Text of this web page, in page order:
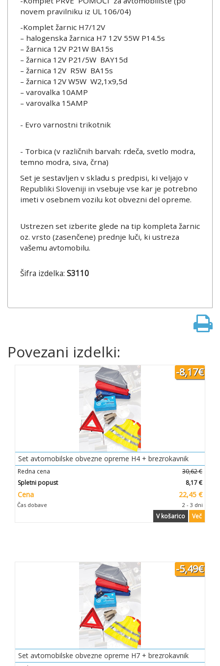
novem pravilniku iz UL 106/04)
-Komplet žarnic H7/12V
– halogenska žarnica H7 12V 55W P14.5s
– žarnica 12V P21W BA15s
– žarnica 12V P21/5W BAY15d
– žarnica 12V R5W BA15s
– žarnica 12V W5W W2,1x9,5d
– varovalka 10AMP
– varovalka 15AMP
- Evro varnostni trikotnik
- Torbica (v različnih barvah: rdeča, svetlo modra,
temno modra, siva, črna)
Set je sestavljen v skladu s predpisi, ki veljajo v
Republiki Sloveniji in vsebuje vse kar je potrebno
imeti v osebnem vozilu kot obvezni del opreme.
Ustrezen set izberite glede na tip kompleta žarnic
oz. vrsto (zasenčene) prednje luči, ki ustreza
vašemu avtomobilu.
Šifra izdelka: S3110
Povezani izdelki:
-8,17€
Set avtomobilske obvezne opreme H4 + brezrokavnik
Redna cena
30,62 €
Spletni popust
8,17 €
Cena 22,45 €
Čas dobave 2 - 3 dni
Več
V košarico
-5,49€
Set avtomobilske obvezne opreme H7 + brezrokavnik